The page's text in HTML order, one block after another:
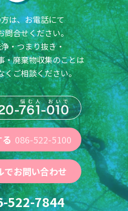
は、お電話にて
問合せください。
・つまり抜き・
・廃棄物収集のことは
くご相談ください。
086-522-5100
でお問い合わせ
522-7844